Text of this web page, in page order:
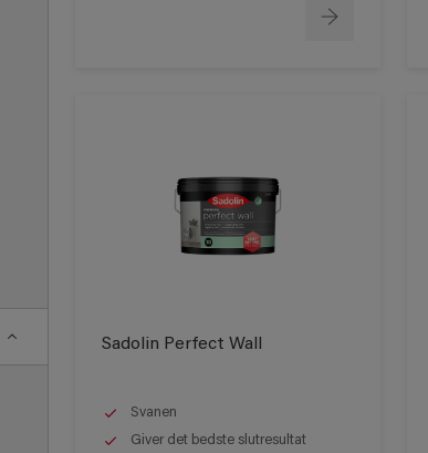
Sadolin Perfect Wall
Svanen
Giver det bedste slutresultat